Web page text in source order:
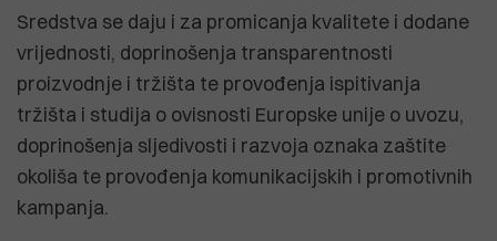
Sredstva se daju i za promicanja kvalitete i dodane
vrijednosti, doprinošenja transparentnosti
proizvodnje i tržišta te provođenja ispitivanja
tržišta i studija o ovisnosti Europske unije o uvozu,
doprinošenja sljedivosti i razvoja oznaka zaštite
okoliša te provođenja komunikacijskih i promotivnih
kampanja.